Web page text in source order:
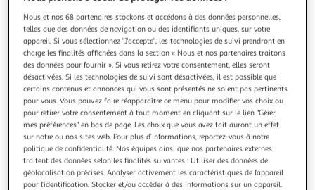
précédente
suivante
DOUCEUR D'INTÉRIEUR
Rideau voilage à œillets imprimé indiana 140x240cm
multicolore
Informations Techniques : Dimensions : L. 240 x l. 140 cm
Matière : 100% Polyester Spécificités : Déco & Utile Rideau
voilage Avec 8 oeillets Imprimé fleuri Forme rectangulaire
Poids : 0,29 kg Couleur : Multicolore
En savoir +
Vendu par Paris Prix
Livr. ou retrait dès 1/2 semaines
Nous et nos 68 partenaires stockons et accédons à des données personnelles,
telles que des données de navigation ou des identifiants uniques, sur votre
appareil. Si vous sélectionnez "J'accepte", les technologies de suivi prendront en
charge les finalités affichées dans la section « Nous et nos partenaires traitons
des données pour fournir ». Si vous retirez votre consentement, elles seront
désactivées. Si les technologies de suivi sont désactivées, il est possible que
certains contenus et annonces qui vous sont présentés ne soient pas pertinents
pour vous. Vous pouvez faire réapparaître ce menu pour modifier vos choix ou
pour retirer votre consentement à tout moment en cliquant sur le lien "Gérer
mes préférences" en bas de page. Les choix que vous avez fait auront un effet
sur notre ou nos sites web. Pour plus d’informations, reportez-vous à notre
politique de confidentialité. Nos équipes ainsi que nos partenaires externes
traitent des données selon les finalités suivantes : Utiliser des données de
géolocalisation précises. Analyser activement les caractéristiques de l’appareil
pour l’identification. Stocker et/ou accéder à des informations sur un appareil.